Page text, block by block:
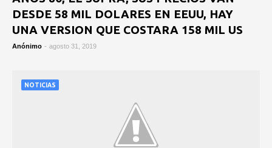
DESDE 58 MIL DOLARES EN EEUU, HAY
UNA VERSION QUE COSTARA 158 MIL US
Anónimo - agosto 31, 2019
NOTICIAS